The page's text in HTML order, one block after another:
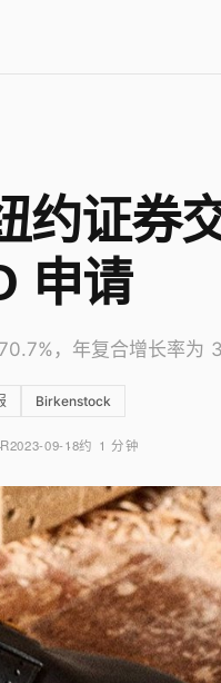
证券
申请
，年复合增长率为
Birkenstock
2023-09-18约 1 分钟